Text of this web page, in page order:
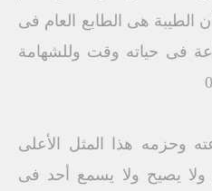
: 1 ، 7 ) فنع أن الطيبة هى الطابع العام فى
فى حياته وقت وللشهامة
وحزمه هذا المثل الأعلى
ولا يصيح ولا يسمع أحد فى